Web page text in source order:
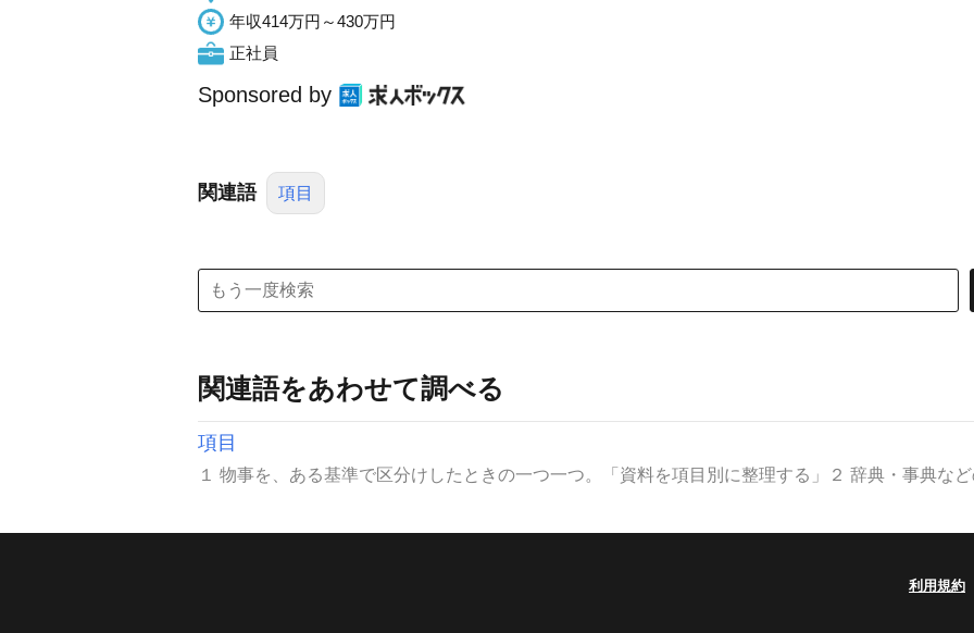
年収414万円～430万円
正社員
Sponsored by
関連語 項目
関連語をあわせて調べる
項目
１ 物事を、ある基準で区分けしたときの一つ一つ。「資料を項目別に整理する」２ 辞典・事典な
利用規約